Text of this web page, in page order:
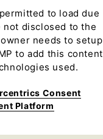
to load due
disclosed to the
needs to setup
to add this content
used.
Consent
Platform